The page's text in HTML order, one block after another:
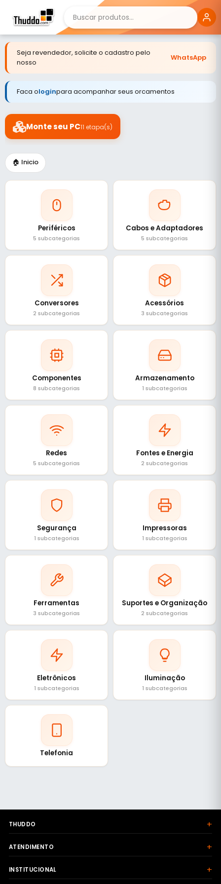
Seja revendedor, solicite o cadastro pelo
nosso
WhatsApp
Faca ologinpara acompanhar seus orcamentos
Monte seu PC11 etapa(s)
🏠 Inicio
Periféricos
5 subcategorias
Cabos e Adaptadores
5 subcategorias
Conversores
2 subcategorias
Acessórios
3 subcategorias
Componentes
8 subcategorias
Armazenamento
1 subcategorias
Redes
5 subcategorias
Fontes e Energia
2 subcategorias
Segurança
1 subcategorias
Impressoras
1 subcategorias
Ferramentas
3 subcategorias
Suportes e Organização
2 subcategorias
Eletrônicos
1 subcategorias
Iluminação
1 subcategorias
Telefonia
THUDDO +
ATENDIMENTO +
INSTITUCIONAL +